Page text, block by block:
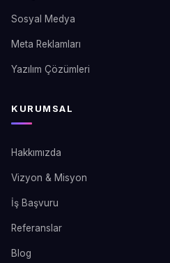
Sosyal Medya
Meta Reklamları
Yazılım Çözümleri
KURUMSAL
Hakkımızda
Vizyon & Misyon
İş Başvuru
Referanslar
Blog